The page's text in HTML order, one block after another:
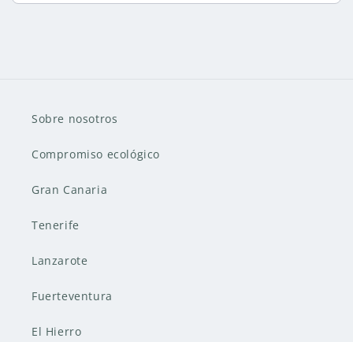
Sobre nosotros
Compromiso ecológico
Gran Canaria
Tenerife
Lanzarote
Fuerteventura
El Hierro